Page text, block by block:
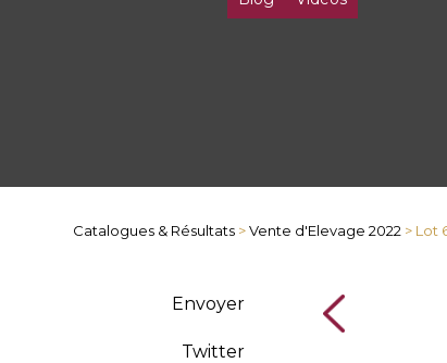
Catalogues & Résultats >Vente d'Elevage 2022 > Lot
Envoyer
Twitter